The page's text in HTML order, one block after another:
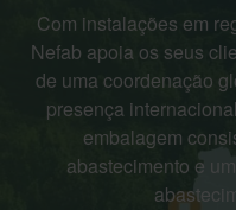
Com instalações em
Nefab apoia os seus
de uma coordenação
presença
embalagem
abastecimento e